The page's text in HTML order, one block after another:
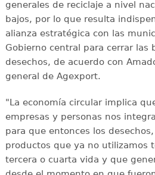
generales de reciclaje a nivel
bajos, por lo que resulta
alianza estratégica con las
Gobierno central para cerrar las
desechos, de acuerdo con
general de Agexport.
"La economía circular implica
empresas y personas nos
para que entonces los
productos que ya no utilizamos
tercera o cuarta vida y que